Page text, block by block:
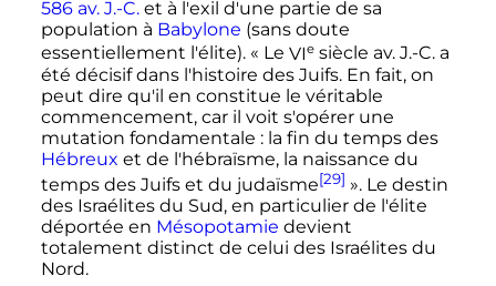
586 av. J.-C.et à l'exil d'une partie de sa
population à Babylone (sans doute
essentiellement l'élite). « Le VIe siècle av. J.-C.a
été décisif dans l'histoire des Juifs. En fait, on
peut dire qu'il en constitue le véritable
commencement, car il voit s'opérer une
mutation fondamentale : la fin du temps des
Hébreux et de l'hébraïsme, la naissance du
temps des Juifs et du judaïsme[29] ». Le destin
des Israélites du Sud, en particulier de l'élite
déportée en Mésopotamie devient
totalement distinct de celui des Israélites du
Nord.